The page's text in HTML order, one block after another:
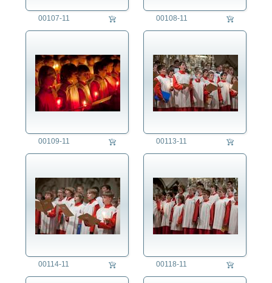
00107-11 00108-11
00109-11 00113-11
00114-11 00118-11